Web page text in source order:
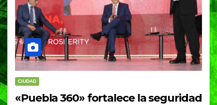
CIUDAD
«Puebla 360» fortalece la seguridad